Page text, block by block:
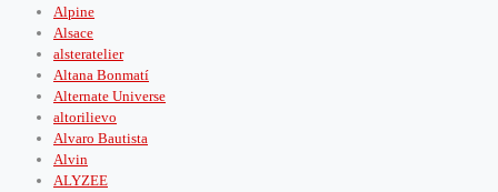
Alpine
Alsace
alsteratelier
Altana Bonmatí
Alternate Universe
altorilievo
Alvaro Bautista
Alvin
ALYZEE